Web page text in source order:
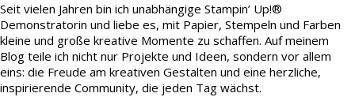
Seit vielen Jahren bin ich unabhängige Stampin’ Up!®
Demonstratorin und liebe es, mit Papier, Stempeln und Farben
kleine und große kreative Momente zu schaffen. Auf meinem
Blog teile ich nicht nur Projekte und Ideen, sondern vor allem
eins: die Freude am kreativen Gestalten und eine herzliche,
inspirierende Community, die jeden Tag wächst.